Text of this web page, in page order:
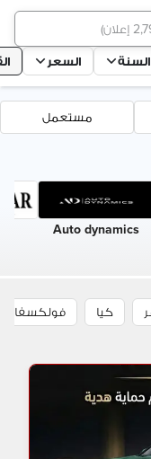
إعلان )
السنة السعر
مستعمل
Auto dynamics
كيا